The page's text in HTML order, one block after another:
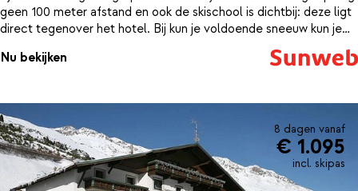
geen 100 meter afstand en ook de skischool is dichtbij: deze ligt
direct tegenover het hotel. Bij kun je voldoende sneeuw kun je
tot bijna aan de deur van Hotel Kleon terugskiën. ’s Middags kun
je in de sauna van Hotel Kleon weer helemaal tot rust komen en
diner dat afgewisseld wordt met thema buffetten.
Nu bekijken
8 dagen vanaf
€ 1.095
incl. skipas